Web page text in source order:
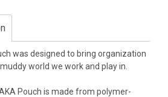
was designed to bring organization
world we work and play in.
Pouch is made from polymer-